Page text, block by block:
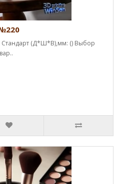
(Д*Ш*В),мм: () Выбор